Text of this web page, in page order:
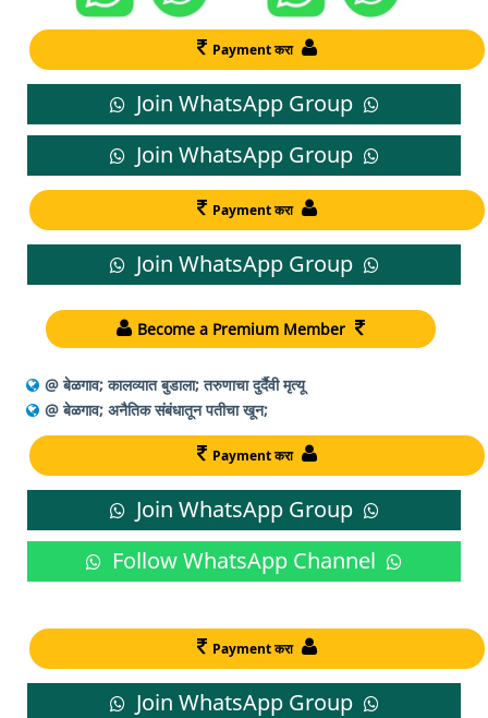
Payment करा
Join WhatsApp Group
Join WhatsApp Group
Payment करा
Join WhatsApp Group
Become a Premium Member
@ बेळगाव; कालव्यात बुडाला; तरुणाचा दुर्दैवी मृत्यू
@ बेळगाव; अनैतिक संबंधातून पतीचा खून;
Payment करा
Join WhatsApp Group
Follow WhatsApp Channel
Payment करा
Join WhatsApp Group